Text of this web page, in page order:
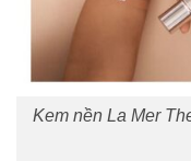
Kem nền La Mer